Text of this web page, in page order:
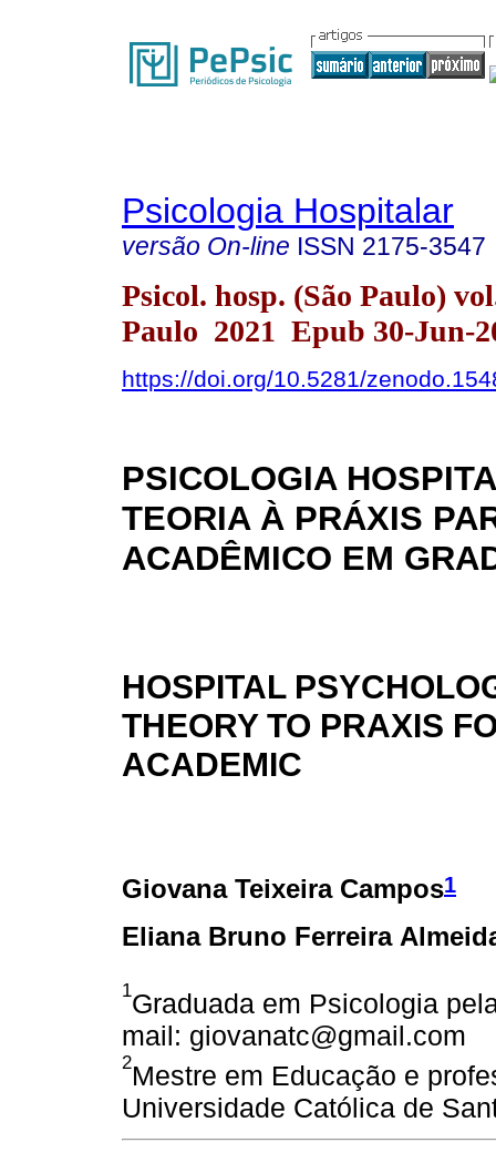
Psicologia Hospitalar
versão On-line ISSN 2175-3547
Psicol. hosp. (São Paulo)
Paulo 2021 Epub 30-Jun-
https://doi.org/10.5281/
PSICOLOGIA
TEORIA À PRÁXIS
ACADÊMICO EM
HOSPITAL
THEORY TO PRAXIS
ACADEMIC
Giovana Teixeira Campos1
Eliana Bruno Ferreira
1Graduada em Psicologia
mail: giovanatc@gmail.com
2Mestre em Educação e
Universidade Católica de